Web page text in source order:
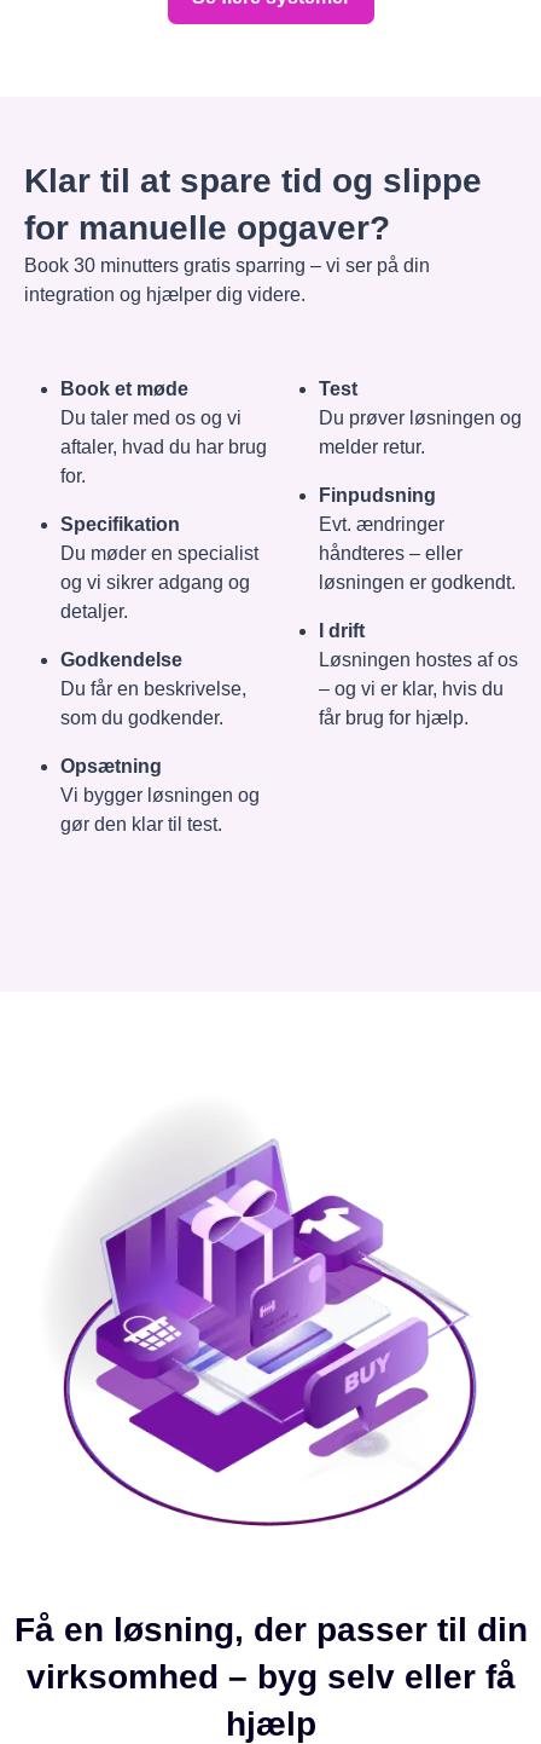
Klar til at spare tid og slippe
for manuelle opgaver?
Book 30 minutters gratis sparring – vi ser på din
integration og hjælper dig videre.
Book et møde
Du taler med os og vi
aftaler, hvad du har brug
for.
Specifikation
Du møder en specialist
og vi sikrer adgang og
detaljer.
Godkendelse
Du får en beskrivelse,
som du godkender.
Opsætning
Vi bygger løsningen og
gør den klar til test.
Test
Du prøver løsningen og
melder retur.
Finpudsning
Evt. ændringer
håndteres – eller
løsningen er godkendt.
I drift
Løsningen hostes af os
– og vi er klar, hvis du
får brug for hjælp.
Få en løsning, der passer til din
virksomhed – byg selv eller få
hjælp